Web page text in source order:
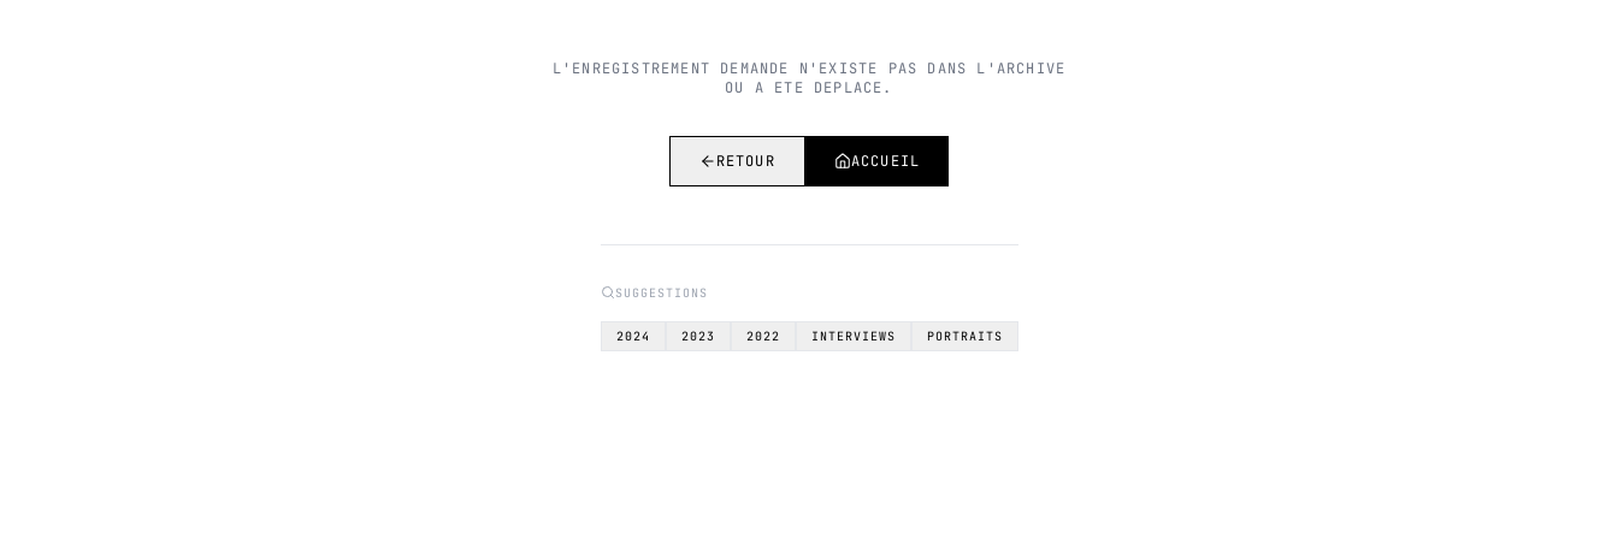
L'ENREGISTREMENT DEMANDE N'EXISTE PAS DANS L'ARCHIVE
OU A ETE DEPLACE.
RETOUR ACCUEIL
SUGGESTIONS
2024 2023 2022 INTERVIEWS PORTRAITS